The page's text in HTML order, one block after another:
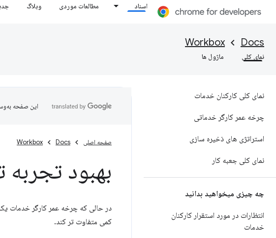
اسناد مطالعات موردی وبلاگ
Docs
Workbox
نمای کلی ماژول ها
نمای کلی کارکنان خدمات
چرخه عمر کارگر خدماتی
استراتژی های ذخیره سازی
نمای کلی جعبه کار
چه چیزی میخواهید بدانید
انتظارات در مورد استقرار کارکنان
خدمات
این صفحه
صفحه اصلی Docs
Workbox
بهبود
در حالی که چرخه عمر کارگر خدمات
کمی متفاوت تر کند.